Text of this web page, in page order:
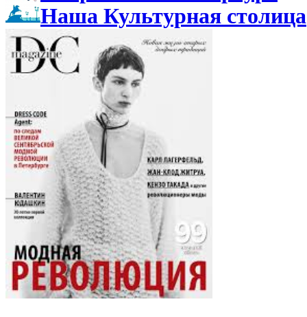
Наша Культурная столица